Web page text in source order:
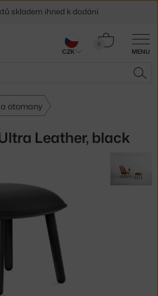
MENU
0
Košík
otomany
Leather, black
skladem ihned k dodání
odběratele
CZK